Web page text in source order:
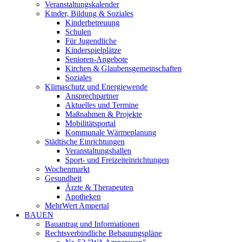
Veranstaltungskalender
Kinder, Bildung & Soziales
Kinderbetreuung
Schulen
Für Jugendliche
Kinderspielplätze
Senioren-Angebote
Kirchen & Glaubensgemeinschaften
Soziales
Klimaschutz und Energiewende
Ansprechpartner
Aktuelles und Termine
Maßnahmen & Projekte
Mobilitätsportal
Kommunale Wärmeplanung
Städtische Einrichtungen
Veranstaltungshallen
Sport- und Freizeiteinrichtungen
Wochenmarkt
Gesundheit
Ärzte & Therapeuten
Apotheken
MehrWert Ampertal
BAUEN
Bauantrag und Informationen
Rechtsverbindliche Bebauungspläne